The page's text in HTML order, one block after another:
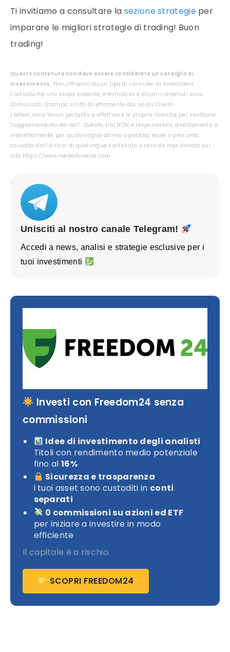
Ti invitiamo a consultare la sezione strategieper
imparare le migliori strategie di trading! Buon
trading!
Questo contenuto non deve essere considerato un consiglio di
investimento. Non offriamo alcun tipo di consulenza finanziaria.
L’articolo ha uno scopo soltanto informativo e alcuni contenuti sono
Comunicati Stampa scritti direttamente dai nostri Clienti.
I lettori sono tenuti pertanto a effettuare le proprie ricerche per verificare
l’aggiornamento dei dati. Questo sito NON è responsabile, direttamente o
indirettamente, per qualsivoglia danno o perdita, reale o presunta,
causata dall'utilizzo di qualunque contenuto o servizio menzionato sul
sito https://www.meteofinanza.com.
Unisciti al nostro canale Telegram!
Accedi a news, analisi e strategie esclusive per i
tuoi investimenti
Investi con Freedom24 senza
commissioni
Idee di investimento degli analisti
Titoli con rendimento medio potenziale
fino al 16%
Sicurezza e trasparenza
i tuoi asset sono custoditi in conti
separati
0 commissioni su azioni ed ETF
per iniziare a investire in modo
efficiente
Il capitale è a rischio.
SCOPRI FREEDOM24